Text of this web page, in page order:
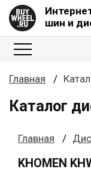
шин и
Главная
Каталог
Главная
KHOMEN